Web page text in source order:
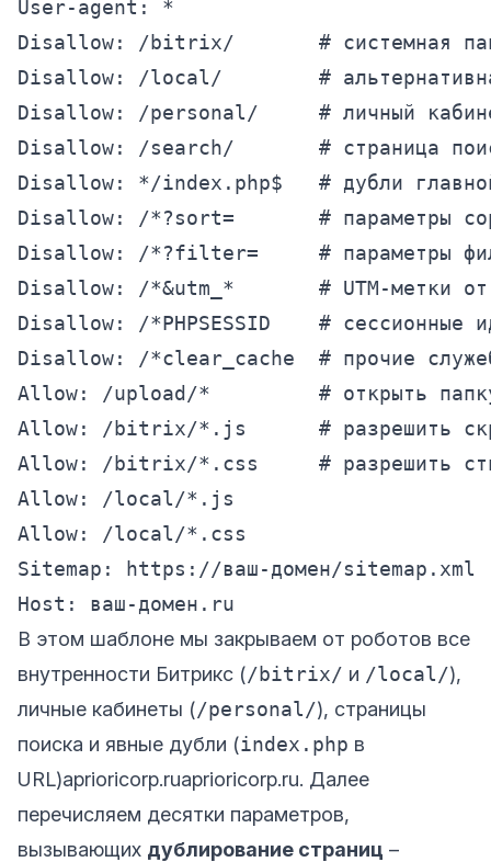
User-agent: *
Disallow: /bitrix/       # системная
Disallow: /local/        #
Disallow: /personal/     # личный
Disallow: /search/       # страница
Disallow: */index.php$   # дубли
Disallow: /*?sort=       # параметры
Disallow: /*?filter=     # параметры
Disallow: /*&utm_*       # UTM-метки от
Disallow: /*PHPSESSID    # сессионные
Disallow: /*clear_cache  # прочие
Allow: /upload/*         # открыть папку
Allow: /bitrix/*.js      # разрешить
Allow: /bitrix/*.css     # разрешить
Allow: /local/*.js
Allow: /local/*.css
Sitemap: https://ваш-домен/sitemap.xml
В этом шаблоне мы закрываем от роботов все
внутренности Битрикс (/bitrix/ и /local/),
личные кабинеты (/personal/), страницы
поиска и явные дубли (index.php в
URL)aprioricorp.ruaprioricorp.ru. Далее
перечисляем десятки параметров,
вызывающих дублирование страниц –